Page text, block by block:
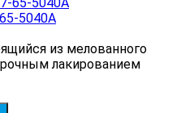
5040А
из мелованного
лакированием